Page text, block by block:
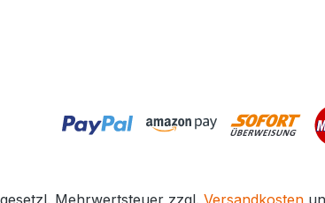
Mehrwertsteuer zzgl. Versandkosten